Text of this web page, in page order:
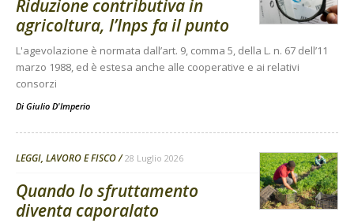
Riduzione contributiva in
agricoltura, l’Inps fa il punto
L'agevolazione è normata dall’art. 9, comma 5, della L. n. 67 dell’11
marzo 1988, ed è estesa anche alle cooperative e ai relativi
consorzi
Di Giulio D'Imperio
LEGGI, LAVORO E FISCO 28 Luglio 2026
Quando lo sfruttamento
diventa caporalato